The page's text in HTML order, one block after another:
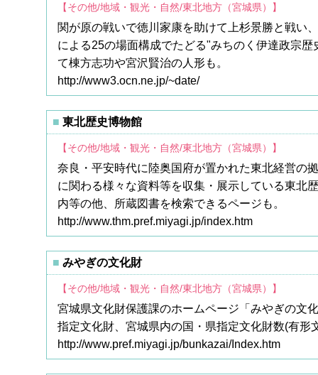
【その他/地域・観光・自然/東北地方（宮城県）】
関が原の戦いで徳川家康を助けて上杉景勝と戦い
による25の場面構成でたどる"みちのく伊達政宗
て棟方志功や宮沢賢治の人形も。
http://www3.ocn.ne.jp/~date/
東北歴史博物館
【その他/地域・観光・自然/東北地方（宮城県）】
奈良・平安時代に陸奥国府が置かれた東北経営の
に関わる様々な資料等を収集・展示している東北
内等の他、所蔵図書を検索できるページも。
http://www.thm.pref.miyagi.jp/index.htm
みやぎの文化財
【その他/地域・観光・自然/東北地方（宮城県）】
宮城県文化財保護課のホームページ「みやぎの文
指定文化財、宮城県内の国・県指定文化財数(有
http://www.pref.miyagi.jp/bunkazai/Index.htm